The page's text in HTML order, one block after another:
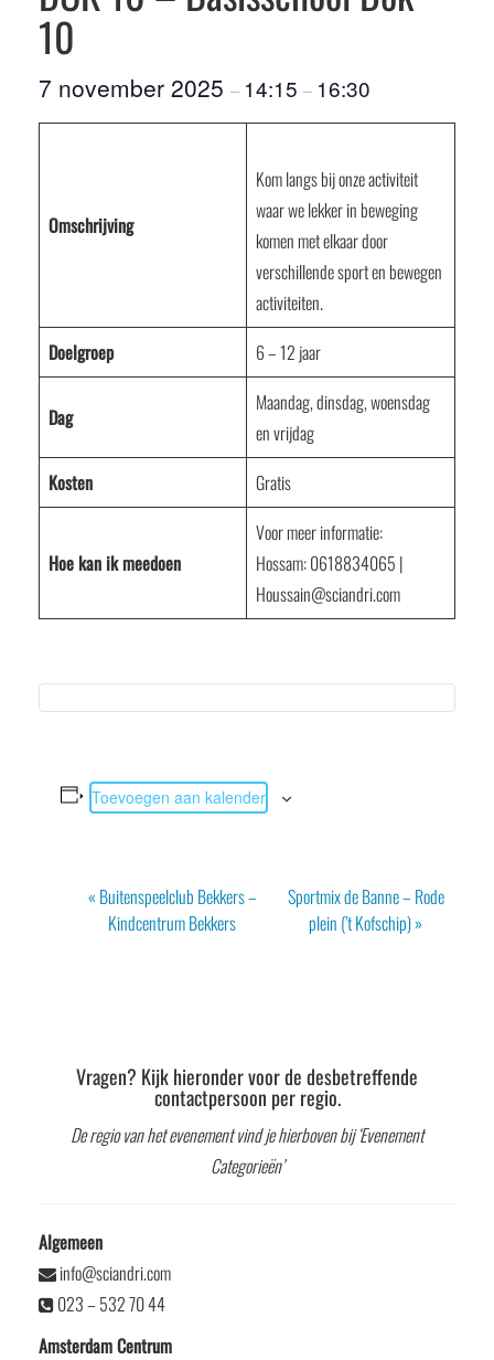
10
7 november 2025 – 14:15 – 16:30
Omschrijving
Kom langs bij onze activiteit
waar we lekker in beweging
komen met elkaar door
verschillende sport en bewegen
activiteiten.
Doelgroep
6 – 12 jaar
Dag
Maandag, dinsdag, woensdag
en vrijdag
Kosten
Gratis
Hoe kan ik meedoen
Voor meer informatie:
Hossam: 0618834065 |
Houssain@sciandri.com
Toevoegen aan kalender
Evenement
Navigatie
« Buitenspeelclub Bekkers –
Kindcentrum Bekkers
Sportmix de Banne – Rode
plein (’t Kofschip)»
Vragen? Kijk hieronder voor de desbetreffende
contactpersoon per regio.
De regio van het evenement vind je hierboven bij ‘Evenement
Categorieën’
Algemeen
info@sciandri.com
023 – 532 70 44
Amsterdam Centrum